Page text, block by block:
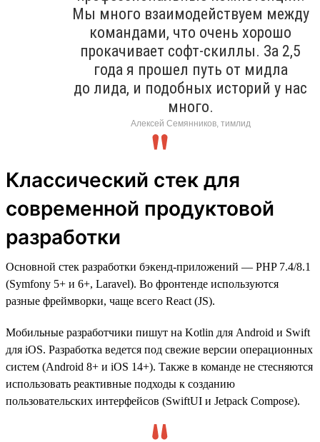
Мы много взаимодействуем между
командами, что очень хорошо
прокачивает софт-скиллы. За 2,5
года я прошел путь от мидла
до лида, и подобных историй у нас
много.
Алексей Семянников, тимлид
Классический стек для
современной продуктовой
разработки
Основной стек разработки бэкенд-приложений — PHP 7.4/8.1
(Symfony 5+ и 6+, Laravel). Во фронтенде используются
разные фреймворки, чаще всего React (JS).
Мобильные разработчики пишут на Kotlin для Android и Swift
для iOS. Разработка ведется под свежие версии операционных
систем (Android 8+ и iOS 14+). Также в команде не стесняются
использовать реактивные подходы к созданию
пользовательских интерфейсов (SwiftUI и Jetpack Compose).